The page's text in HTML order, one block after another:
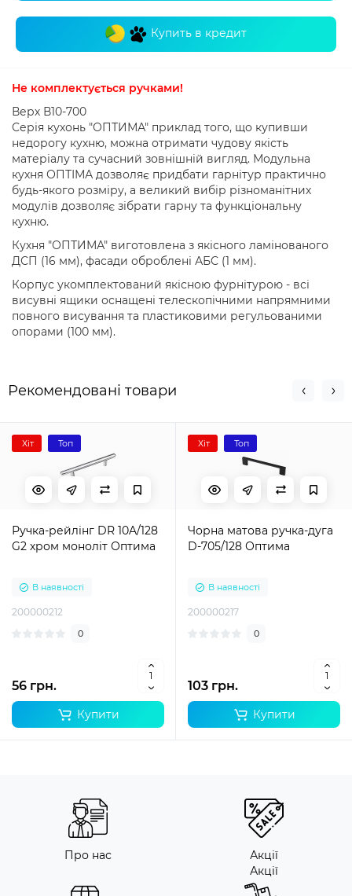
Купить в кредит
Не комплектується ручками!
Верх В10-700
Серія кухонь "ОПТИМА" приклад того, що купивши
недорогу кухню, можна отримати чудову якість
матеріалу та сучасний зовнішній вигляд. Модульна
кухня ОПТІМА дозволяє придбати гарнітур практично
будь-якого розміру, а великий вибір різноманітних
модулів дозволяє зібрати гарну та функціональну
кухню.
Кухня "ОПТИМА" виготовлена ​​з якісного ламінованого
ДСП (16 мм), фасади оброблені АБС (1 мм).
Корпус укомплектований якісною фурнітурою - всі
висувні ящики оснащені телескопічними напрямними
повного висування та пластиковими регульованими
опорами (100 мм).
Рекомендовані товари
Хіт Топ
Ручка-рейлінг DR 10A/128
G2 хром моноліт Оптима
В наявності
200000212
0
56 грн.
Купити
Хіт Топ
Чорна матова ручка-дуга
D-705/128 Оптима
В наявності
200000217
0
103 грн.
Купити
Про нас
Акції
Акції